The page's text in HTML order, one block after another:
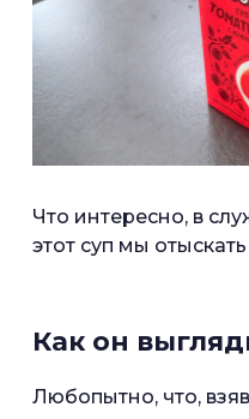
Что интересно, в
этот суп мы
Как он
Любопытно, что,